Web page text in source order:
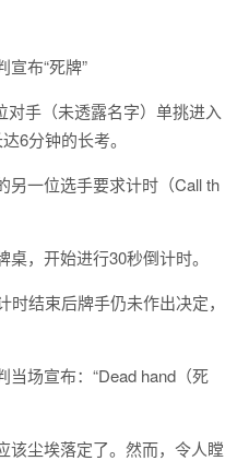
宣布“死牌”
对手（未透露名字）单挑进入
6分钟的长考。
另一位选手要求计时（Call th
，开始进行30秒倒计时。
结束后牌手仍未作出决定，
当场宣布：“Dead hand（死
该尘埃落定了。然而，令人瞠